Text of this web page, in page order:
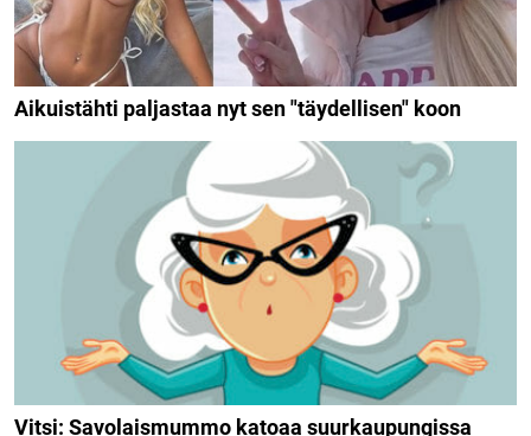
Aikuistähti paljastaa nyt sen "täydellisen" koon
Vitsi: Savolaismummo katoaa suurkaupungissa